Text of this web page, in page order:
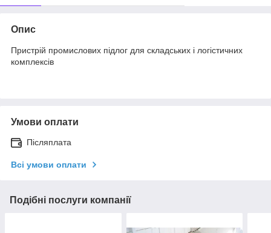
Опис
Пристрій промислових підлог для складських і логістичних
комплексів
Умови оплати
Післяплата
Всі умови оплати
Подібні послуги компанії